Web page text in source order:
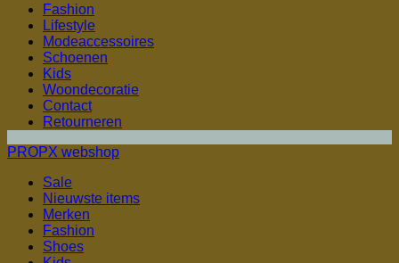
Fashion
Lifestyle
Modeaccessoires
Schoenen
Kids
Woondecoratie
Contact
Retourneren
PROPX webshop
Sale
Nieuwste items
Merken
Fashion
Shoes